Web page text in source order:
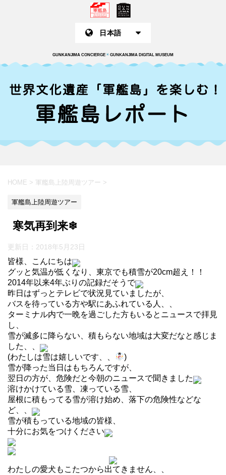
GUNKANJIMA CONCIERGE × GUNKANJIMA DIGITAL MUSEUM
HOME > 軍艦島上陸周遊ツアー >
軍艦島上陸周遊ツアー
寒気再到来❄︎
更新日： 2018年5月23日
皆様、こんにちは
グッと気温が低くなり、東京でも積雪が20cm超え！！
2014年以来4年ぶりの記録だそうで
昨日はずっとテレビで状況見ていましたが、
バスを待っている方や駅にあふれている人、、
ターミナル内で一晩を過ごした方もいるとニュースで拝見
し、
雪が滅多に降らない、積もらない地域は大変だなと感じま
した、、
(わたしは雪は嬉しいです、、
)
雪が降った当日はもちろんですが、
翌日の方が、危険だと今朝のニュースで聞きました
溶けかけている雪、凍っている雪、
屋根に積もってる雪が溶け始め、落下の危険性などな
ど、、
雪が積もっている地域の皆様、
十分にお気をつけください
わたしの愛犬もこたつから出てきません、、